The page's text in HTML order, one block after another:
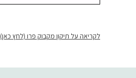
לקריאה על תיקון מקבוק פרו (לחץ כאן)